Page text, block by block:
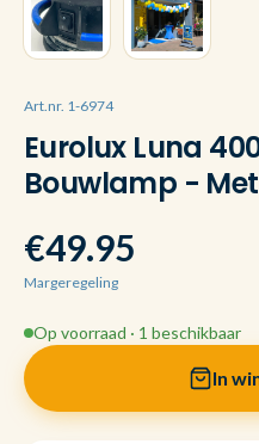
Art.nr. 1-6974
Eurolux Luna
Bouwlamp -
€49.95
Margeregeling
Op voorraad · 1 beschikbaar
In